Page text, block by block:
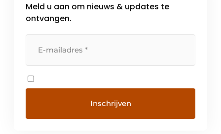
Meld u aan om nieuws & updates te
ontvangen.